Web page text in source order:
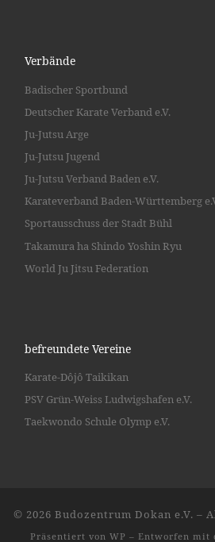
Verbände
Badischer Sportbund
Deutscher Karate Verband e.V.
Ju-Jutsu Arge
Ju-Jutsu Jugend
Ju-Jutsu Verband Baden e.V.
Karateverband Baden-Württemberg
Sportausschuss der Stadt Bühl
Takamura ha Shindo Yoshin Ryu
World Ju Jitsu Federation
befreundete Vereine
Karate-Dôjô Taikikan
PSV Grün-Weiss Ludwigshafen e.V.
Taekwondo Schule Olymp e.V.
© 2026 Budozentrum Dokan e.V. –
Präsentiert von WP – Entworfen mit